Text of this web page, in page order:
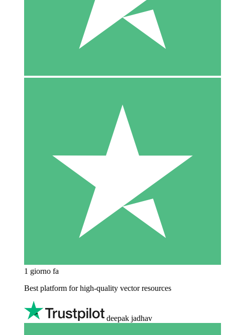
1 giorno fa
Best platform for high-quality vector resources
deepak jadhav